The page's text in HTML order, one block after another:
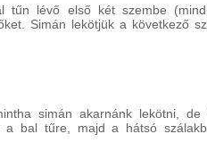
tűn lévő első két szembe
Simán lekötjük a következő
simán akarnánk lekötni, de
a bal tűre, majd a hátsó